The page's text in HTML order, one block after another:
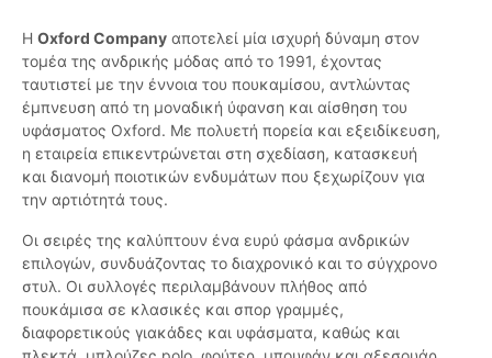
Η Oxford Company αποτελεί μία ισχυρή δύναμη στον
τομέα της ανδρικής μόδας από το 1991, έχοντας
ταυτιστεί με την έννοια του πουκαμίσου, αντλώντας
έμπνευση από τη μοναδική ύφανση και αίσθηση του
υφάσματος Oxford. Με πολυετή πορεία και εξειδίκευση,
η εταιρεία επικεντρώνεται στη σχεδίαση, κατασκευή
και διανομή ποιοτικών ενδυμάτων που ξεχωρίζουν για
την αρτιότητά τους.
Οι σειρές της καλύπτουν ένα ευρύ φάσμα ανδρικών
επιλογών, συνδυάζοντας το διαχρονικό και το σύγχρονο
στυλ. Οι συλλογές περιλαμβάνουν πλήθος από
πουκάμισα σε κλασικές και σπορ γραμμές,
διαφορετικούς γιακάδες και υφάσματα, καθώς και